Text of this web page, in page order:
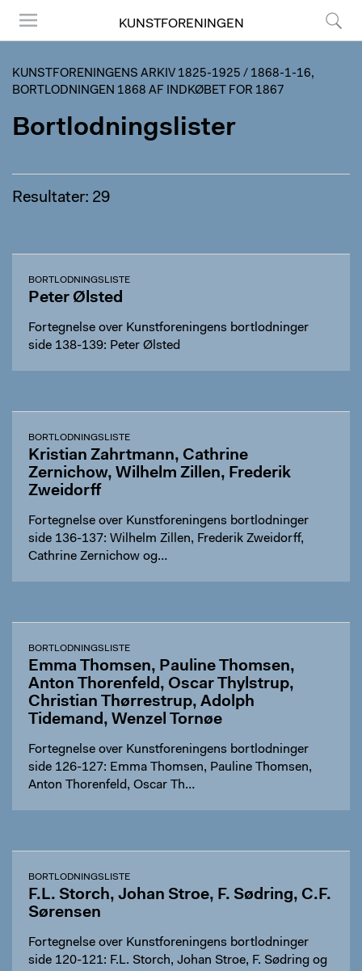
KUNSTFORENINGEN
KUNSTFORENINGENS ARKIV 1825-1925 / 1868-1-16,
BORTLODNINGEN 1868 AF INDKØBET FOR 1867
Bortlodningslister
Resultater: 29
BORTLODNINGSLISTE
Peter Ølsted
Fortegnelse over Kunstforeningens bortlodninger
side 138-139: Peter Ølsted
BORTLODNINGSLISTE
Kristian Zahrtmann, Cathrine
Zernichow, Wilhelm Zillen, Frederik
Zweidorff
Fortegnelse over Kunstforeningens bortlodninger
side 136-137: Wilhelm Zillen, Frederik Zweidorff,
Cathrine Zernichow og…
BORTLODNINGSLISTE
Emma Thomsen, Pauline Thomsen,
Anton Thorenfeld, Oscar Thylstrup,
Christian Thørrestrup, Adolph
Tidemand, Wenzel Tornøe
Fortegnelse over Kunstforeningens bortlodninger
side 126-127: Emma Thomsen, Pauline Thomsen,
Anton Thorenfeld, Oscar Th…
BORTLODNINGSLISTE
F.L. Storch, Johan Stroe, F. Sødring, C.F.
Sørensen
Fortegnelse over Kunstforeningens bortlodninger
side 120-121: F.L. Storch, Johan Stroe, F. Sødring og